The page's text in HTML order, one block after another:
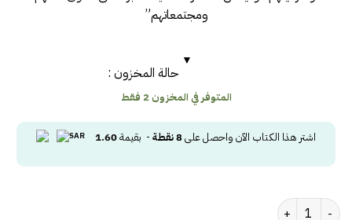
ومجتمعاتهم”
حالة المخزون :
المتوفر في المخزون 2 فقط
اشتر هذا الكتاب الآن واحصل على8نقطة - بقيمة1.60
كمية الفردوس المستعار